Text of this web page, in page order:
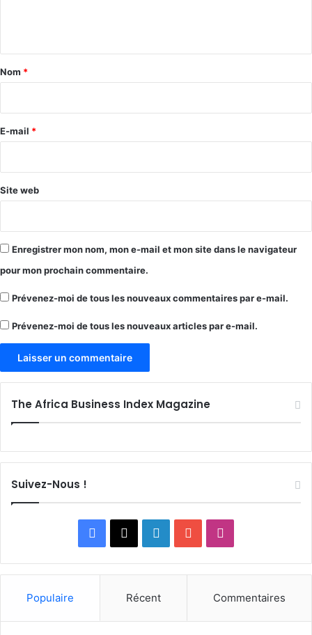
a
e
Nom *
E-mail *
Site web
Enregistrer mon nom, mon e-mail et mon site dans le navigateur
pour mon prochain commentaire.
Prévenez-moi de tous les nouveaux commentaires par e-mail.
Prévenez-moi de tous les nouveaux articles par e-mail.
The Africa Business Index Magazine
Suivez-Nous !
Facebook
X LinkedinYouTube
Populaire Récent Commentaires